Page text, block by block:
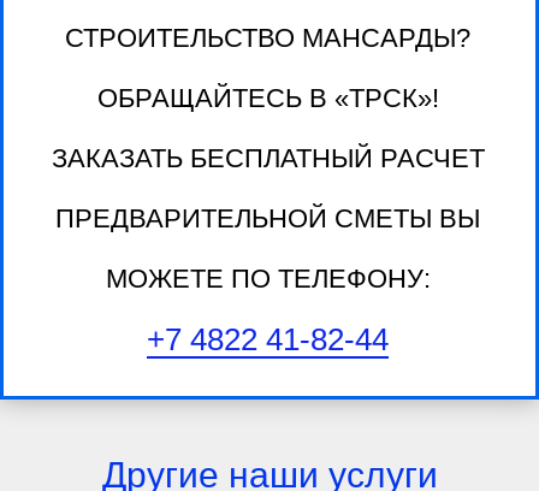
СТРОИТЕЛЬСТВО МАНСАРДЫ?
ОБРАЩАЙТЕСЬ В «ТРСК»!
ЗАКАЗАТЬ БЕСПЛАТНЫЙ РАСЧЕТ
ПРЕДВАРИТЕЛЬНОЙ СМЕТЫ ВЫ
МОЖЕТЕ ПО ТЕЛЕФОНУ:
+7 4822 41-82-44
Другие наши услуги